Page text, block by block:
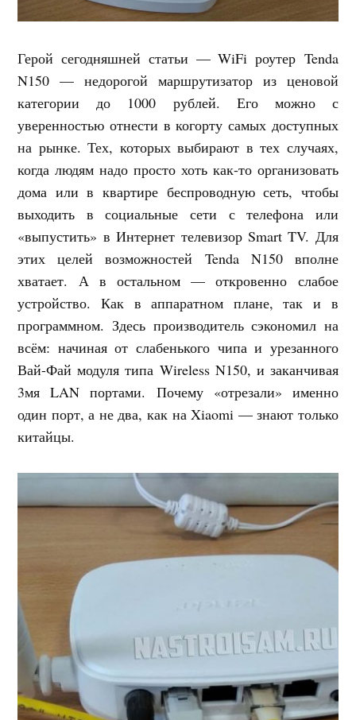
Герой сегодняшней статьи — WiFi роутер Tenda
N150 — недорогой маршрутизатор из ценовой
категории до 1000 рублей. Его можно с
уверенностью отнести в когорту самых доступных
на рынке. Тех, которых выбирают в тех случаях,
когда людям надо просто хоть как-то организовать
дома или в квартире беспроводную сеть, чтобы
выходить в социальные сети с телефона или
«выпустить» в Интернет телевизор Smart TV. Для
этих целей возможностей Tenda N150 вполне
хватает. А в остальном — откровенно слабое
устройство. Как в аппаратном плане, так и в
программном. Здесь производитель сэкономил на
всём: начиная от слабенького чипа и урезанного
Вай-Фай модуля типа Wireless N150, и заканчивая
3мя LAN портами. Почему «отрезали» именно
один порт, а не два, как на Xiaomi — знают только
китайцы.